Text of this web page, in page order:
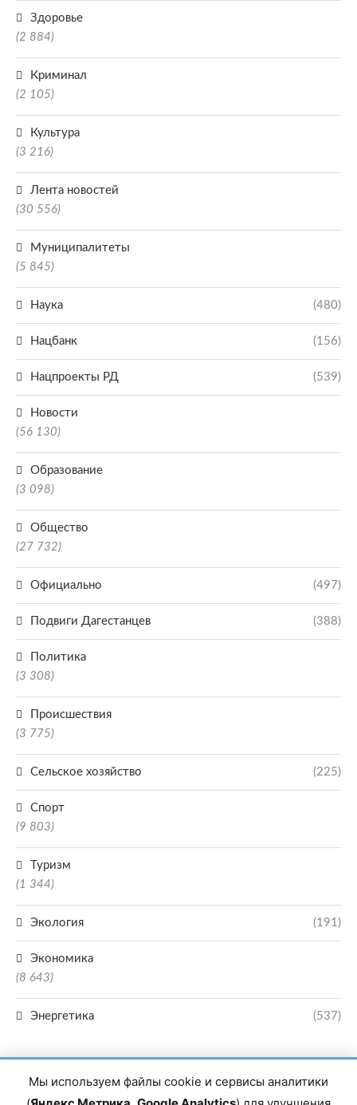
Здоровье
(2 884)
Криминал
(2 105)
Культура
(3 216)
Лента новостей
(30 556)
Муниципалитеты
(5 845)
Наука (480)
Нацбанк (156)
Нацпроекты РД (539)
Новости
(56 130)
Образование
(3 098)
Общество
(27 732)
Официально (497)
Подвиги Дагестанцев (388)
Политика
(3 308)
Происшествия
(3 775)
Сельское хозяйство (225)
Спорт
(9 803)
Туризм
(1 344)
Экология (191)
Экономика
(8 643)
Энергетика (537)
Мы используем файлы cookie и сервисы аналитики